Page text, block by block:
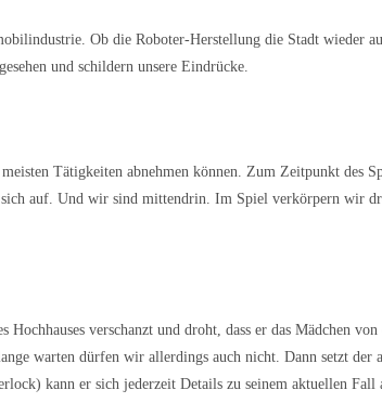
Ob die Roboter-Herstellung die Stadt wieder
und schildern unsere Eindrücke.
Tätigkeiten abnehmen können. Zum Zeitpunkt des
auf. Und wir sind mittendrin. Im Spiel verkörpern wir
verschanzt und droht, dass er das Mädchen
warten dürfen wir allerdings auch nicht. Dann setzt der
kann er sich jederzeit Details zu seinem aktuellen